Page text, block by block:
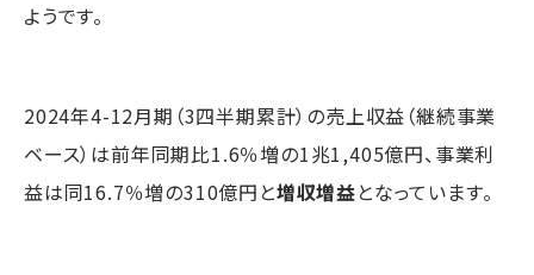
ようです。
2024年4-12月期（3四半期累計）の売上収益（継続事業
ベース）は前年同期比1.6％増の1兆1,405億円、事業利
益は同16.7％増の310億円と増収増益となっています。